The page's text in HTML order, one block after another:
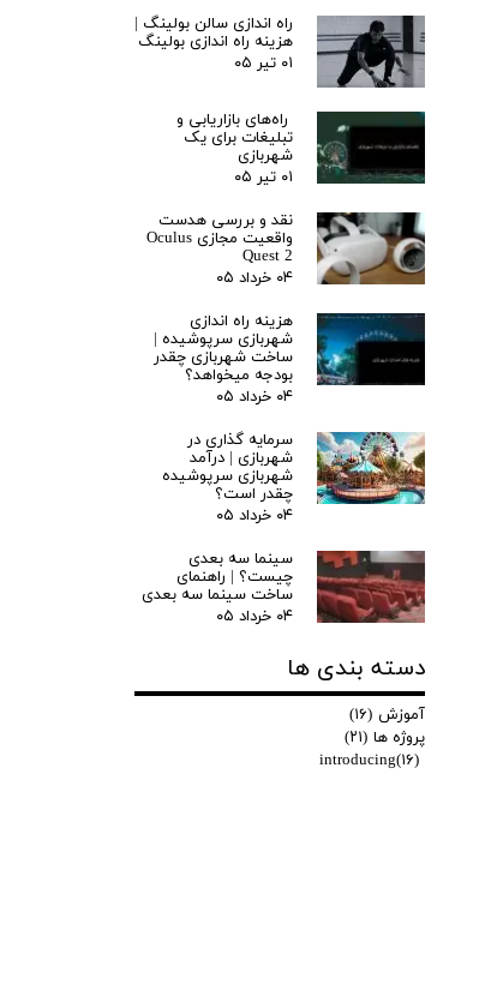
راه اندازی سالن بولینگ |‌
هزینه راه اندازی بولینگ
۰۱ تیر ۰۵
راه‌های بازاریابی و
تبلیغات برای یک
شهربازی
۰۱ تیر ۰۵
نقد و بررسی هدست
واقعیت مجازی Oculus
Quest 2
۰۴ خرداد ۰۵
هزینه راه اندازی
شهربازی سرپوشیده |
ساخت شهربازی چقدر
بودجه میخواهد؟
۰۴ خرداد ۰۵
سرمایه گذاری در
شهربازی | درآمد
شهربازی سرپوشیده
چقدر است؟
۰۴ خرداد ۰۵
سینما سه بعدی
چیست؟ | راهنمای
ساخت سینما سه بعدی
۰۴ خرداد ۰۵
دسته بندی ها
آموزش (۱۶)
پروژه ها (۲۱)
introducing(۱۶)